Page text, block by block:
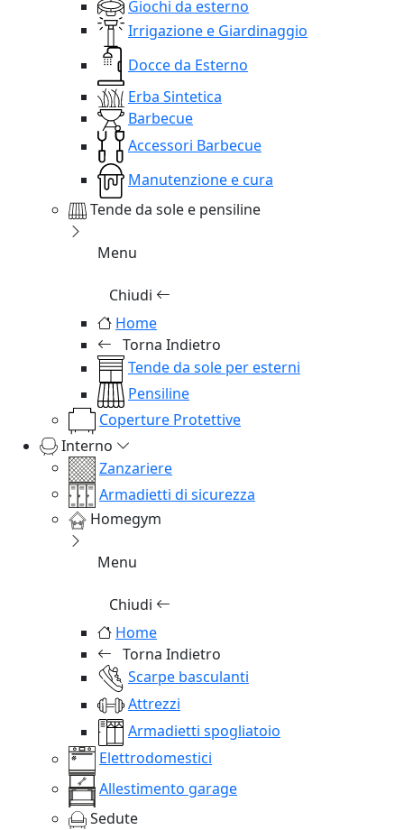
Giochi da esterno
Irrigazione e Giardinaggio
Docce da Esterno
Erba Sintetica
Barbecue
Accessori Barbecue
Manutenzione e cura
Tende da sole e pensiline
Menu
Chiudi
Home
Torna Indietro
Tende da sole per esterni
Pensiline
Coperture Protettive
Interno
Zanzariere
Armadietti di sicurezza
Homegym
Menu
Chiudi
Home
Torna Indietro
Scarpe basculanti
Attrezzi
Armadietti spogliatoio
Elettrodomestici
Allestimento garage
Sedute